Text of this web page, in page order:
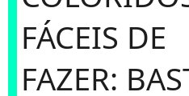
FÁCEIS DE
FAZER: